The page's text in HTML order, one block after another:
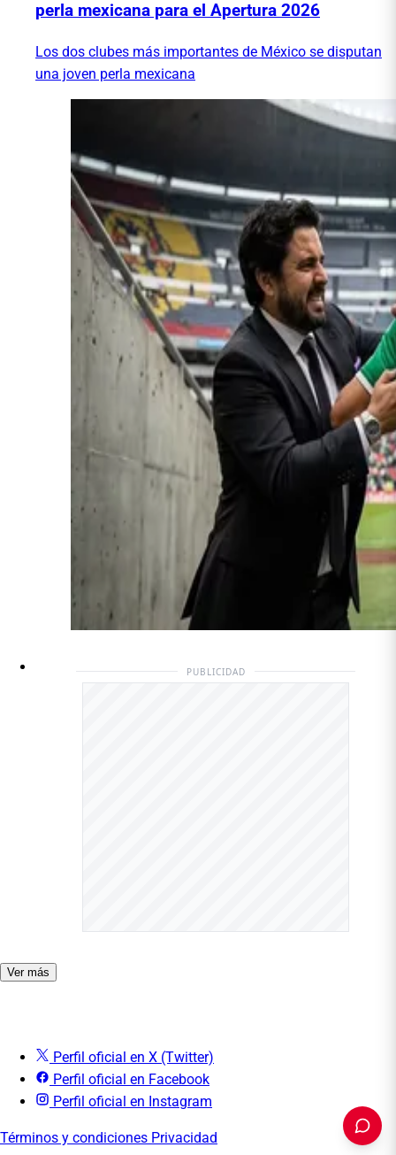
perla mexicana para el Apertura 2026
Los dos clubes más importantes de México se disputan
una joven perla mexicana
PUBLICIDAD
Ver más
Perfil oficial en X (Twitter)
Perfil oficial en Facebook
Perfil oficial en Instagram
Términos y condiciones Privacidad